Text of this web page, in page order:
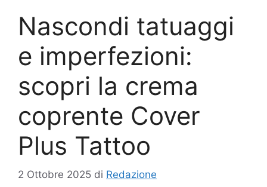
Nascondi tatuaggi
e imperfezioni:
scopri la crema
coprente Cover
Plus Tattoo
2 Ottobre 2025 di Redazione